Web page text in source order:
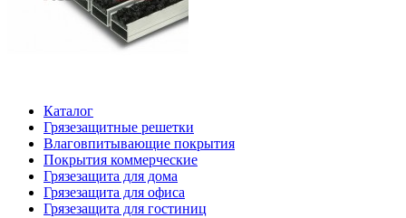
Каталог
Грязезащитные решетки
Влаговпитывающие покрытия
Покрытия коммерческие
Грязезащита для дома
Грязезащита для офиса
Грязезащита для гостиниц